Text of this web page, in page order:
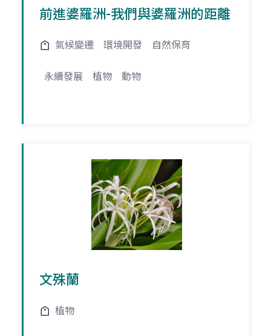
前進婆羅洲-我們與婆羅洲的距離
氣候變遷 環境開發 自然保育
永續發展 植物 動物
文殊蘭
植物